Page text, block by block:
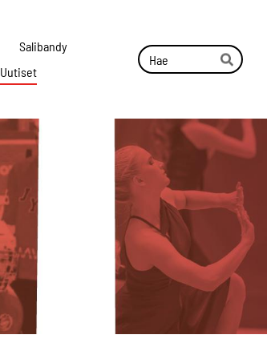
Salibandy
Uutiset
Haku
Hae